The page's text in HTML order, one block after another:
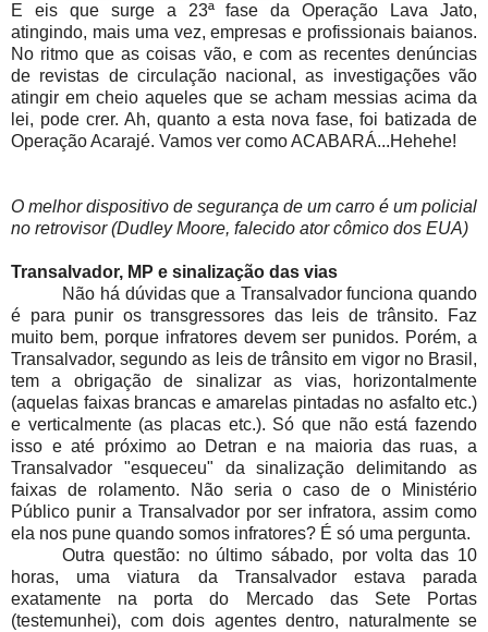
E eis que surge a 23ª fase da Operação Lava Jato,
atingindo, mais uma vez, empresas e profissionais baianos.
No ritmo que as coisas vão, e com as recentes denúncias
de revistas de circulação nacional, as investigações vão
atingir em cheio aqueles que se acham messias acima da
lei, pode crer. Ah, quanto a esta nova fase, foi batizada de
Operação Acarajé. Vamos ver como ACABARÁ...Hehehe!
O melhor dispositivo de segurança de um carro é um policial
no retrovisor (Dudley Moore, falecido ator cômico dos EUA)
Transalvador, MP e sinalização das vias
Não há dúvidas que a Transalvador funciona quando
é para punir os transgressores das leis de trânsito. Faz
muito bem, porque infratores devem ser punidos. Porém, a
Transalvador, segundo as leis de trânsito em vigor no Brasil,
tem a obrigação de sinalizar as vias, horizontalmente
(aquelas faixas brancas e amarelas pintadas no asfalto etc.)
e verticalmente (as placas etc.). Só que não está fazendo
isso e até próximo ao Detran e na maioria das ruas, a
Transalvador "esqueceu" da sinalização delimitando as
faixas de rolamento. Não seria o caso de o Ministério
Público punir a Transalvador por ser infratora, assim como
ela nos pune quando somos infratores? É só uma pergunta.
Outra questão: no último sábado, por volta das 10
horas, uma viatura da Transalvador estava parada
exatamente na porta do Mercado das Sete Portas
(testemunhei), com dois agentes dentro, naturalmente se